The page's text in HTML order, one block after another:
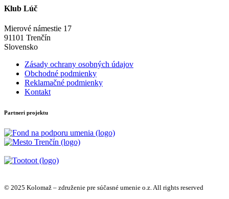
Klub Lúč
Mierové námestie 17
91101 Trenčín
Slovensko
Zásady ochrany osobných údajov
Obchodné podmienky
Reklamačné podmienky
Kontakt
Partneri projektu
© 2025 Kolomaž – združenie pre súčasné umenie o.z. All rights reserved